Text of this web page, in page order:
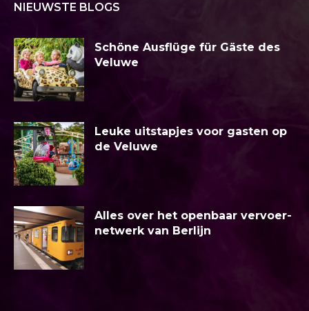
NIEUWSTE BLOGS
Schöne Ausflüge für Gäste des
Veluwe
Leuke uitstapjes voor gasten op
de Veluwe
Alles over het openbaar vervoer-
netwerk van Berlijn